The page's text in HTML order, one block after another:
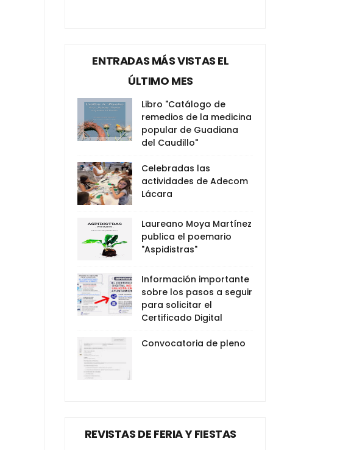
ENTRADAS MÁS VISTAS EL
ÚLTIMO MES
Libro "Catálogo de
remedios de la medicina
popular de Guadiana
del Caudillo"
Celebradas las
actividades de Adecom
Lácara
Laureano Moya Martínez
publica el poemario
"Aspidistras"
Información importante
sobre los pasos a seguir
para solicitar el
Certificado Digital
Convocatoria de pleno
REVISTAS DE FERIA Y FIESTAS